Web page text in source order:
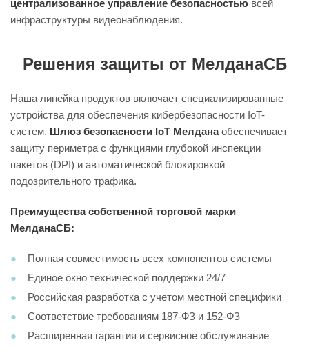
централизованное управление безопасностью всей
инфраструктуры видеонаблюдения.
Решения защиты от МелданаСБ
Наша линейка продуктов включает специализированные
устройства для обеспечения кибербезопасности IoT-
систем. Шлюз безопасности IoT Мелданаобеспечивает
защиту периметра с функциями глубокой инспекции
пакетов (DPI) и автоматической блокировкой
подозрительного трафика.
Преимущества собственной торговой марки
МелданаСБ:
Полная совместимость всех компонентов системы
Единое окно технической поддержки 24/7
Российская разработка с учетом местной специфики
Соответствие требованиям 187-ФЗ и 152-ФЗ
Расширенная гарантия и сервисное обслуживание